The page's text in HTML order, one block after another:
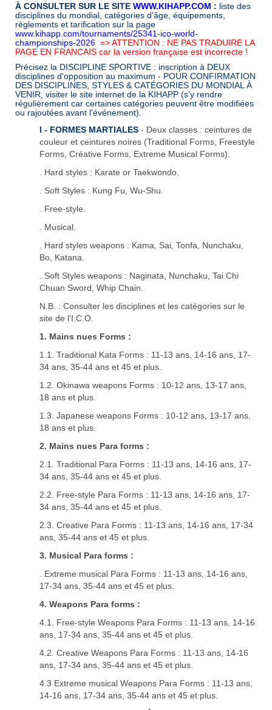
À CONSULTER SUR LE SITE WWW.KIHAPP.COM : liste des
disciplines du mondial, catégories d'âge, équipements,
règlements et tarification sur la page
www.kihapp.com/tournaments/25341-ico-world-
championships-2026 => ATTENTION : NE PAS TRADUIRE LA
PAGE EN FRANCAIS car la version française est incorrecte !
Précisez la DISCIPLINE SPORTIVE : inscription à DEUX
disciplines d'opposition au maximum - POUR CONFIRMATION
DES DISCIPLINES, STYLES & CATÉGORIES DU MONDIAL À
VENIR, visiter le site internet de la KIHAPP (s'y rendre
régulièrement car certaines catégories peuvent être modifiées
ou rajoutées avant l'événement).
I - FORMES MARTIALES - Deux classes : ceintures de
couleur et ceintures noires (Traditional Forms, Freestyle
Forms, Créative Forms, Extreme Musical Forms).
. Hard styles : Karate or Taekwondo.
. Soft Styles : Kung Fu, Wu-Shu.
. Free-style.
. Musical.
. Hard styles weapons : Kama, Sai, Tonfa, Nunchaku,
Bo, Katana.
. Soft Styles weapons : Naginata, Nunchaku, Tai Chi
Chuan Sword, Whip Chain.
N.B. : Consulter les disciplines et les catégories sur le
site de l'I.C.O.
1. Mains nues Forms :
1.1. Traditional Kata Forms : 11-13 ans, 14-16 ans, 17-
34 ans, 35-44 ans et 45 et plus.
1.2. Okinawa weapons Forms : 10-12 ans, 13-17 ans,
18 ans et plus.
1.3. Japanese weapons Forms : 10-12 ans, 13-17 ans,
18 ans et plus.
2. Mains nues Para forms :
2.1. Traditional Para Forms : 11-13 ans, 14-16 ans, 17-
34 ans, 35-44 ans et 45 et plus.
2.2. Free-style Para Forms : 11-13 ans, 14-16 ans, 17-
34 ans, 35-44 ans et 45 et plus.
2.3. Creative Para Forms : 11-13 ans, 14-16 ans, 17-34
ans, 35-44 ans et 45 et plus.
3. Musical Para forms :
. Extreme musical Para Forms : 11-13 ans, 14-16 ans,
17-34 ans, 35-44 ans et 45 et plus.
4. Weapons Para forms :
4.1. Free-style Weapons Para Forms : 11-13 ans, 14-16
ans, 17-34 ans, 35-44 ans et 45 et plus.
4.2. Creative Weapons Para Forms : 11-13 ans, 14-16
ans, 17-34 ans, 35-44 ans et 45 et plus.
4.3 Extreme musical Weapons Para Forms : 11-13 ans,
14-16 ans, 17-34 ans, 35-44 ans et 45 et plus.